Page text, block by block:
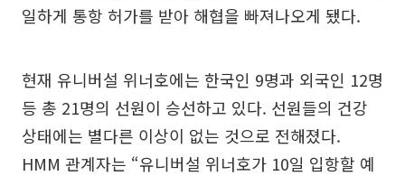
일하게 통항 허가를 받아 해협을 빠져나오게 됐다.
현재 유니버설 위너호에는 한국인 9명과 외국인 12명
등 총 21명의 선원이 승선하고 있다. 선원들의 건강
상태에는 별다른 이상이 없는 것으로 전해졌다.
HMM 관계자는 “유니버설 위너호가 10일 입항할 예